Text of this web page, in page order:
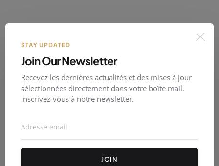
STAY UPDATED
Join Our Newsletter
Recevez les dernières actualités et des mises à jour
sélectionnées directement dans votre boîte mail.
Inscrivez-vous à notre newsletter.
JOIN